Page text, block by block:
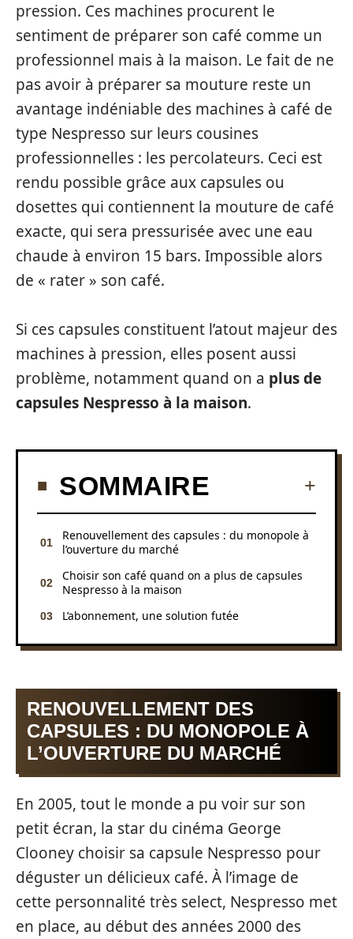
pression. Ces machines procurent le
sentiment de préparer son café comme un
professionnel mais à la maison. Le fait de ne
pas avoir à préparer sa mouture reste un
avantage indéniable des machines à café de
type Nespresso sur leurs cousines
professionnelles : les percolateurs. Ceci est
rendu possible grâce aux capsules ou
dosettes qui contiennent la mouture de café
exacte, qui sera pressurisée avec une eau
chaude à environ 15 bars. Impossible alors
de « rater » son café.
Si ces capsules constituent l’atout majeur des
machines à pression, elles posent aussi
problème, notamment quand on a plus de
capsules Nespresso à la maison.
SOMMAIRE
Renouvellement des capsules : du monopole à
l’ouverture du marché
Choisir son café quand on a plus de capsules
Nespresso à la maison
L’abonnement, une solution futée
RENOUVELLEMENT DES
CAPSULES : DU MONOPOLE À
L’OUVERTURE DU MARCHÉ
En 2005, tout le monde a pu voir sur son
petit écran, la star du cinéma George
Clooney choisir sa capsule Nespresso pour
déguster un délicieux café. À l’image de
cette personnalité très select, Nespresso met
en place, au début des années 2000 des